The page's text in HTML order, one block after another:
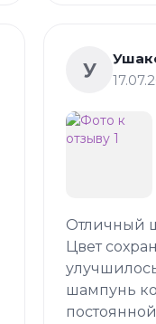
У
Отличный
Цвет
шампунь